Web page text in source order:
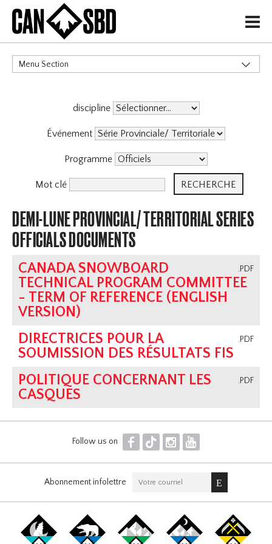
H
Menu Section
discipline
Événement
Programme
Mot clé
DEMI-LUNE PROVINCIAL/ TERRITORIAL SERIES
OFFICIALS DOCUMENTS
.PDF
CANADA SNOWBOARD
TECHNICAL PROGRAM COMMITTEE
- TERM OF REFERENCE (ENGLISH
VERSION)
.PDF
DIRECTRICES POUR LA
SOUMISSION DES RÉSULTATS FIS
.PDF
POLITIQUE CONCERNANT LES
CASQUES
Follow us on F T I Y
Abonnement infolettre